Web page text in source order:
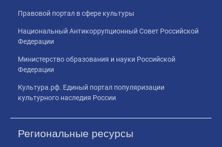
Правовой портал в сфере культуры
Национальный Антикоррупционный Совет Российской
Федерации
Министерство образования и науки Российской
Федерации
Культура.рф. Единый портал популяризации
культурного наследия России
Региональные ресурсы